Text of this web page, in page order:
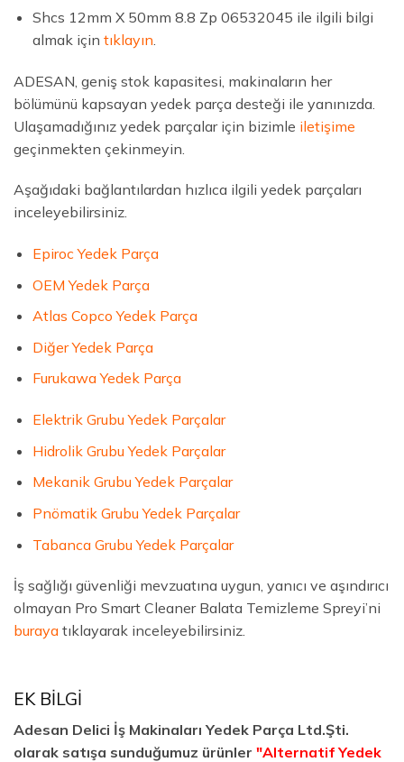
Shcs 12mm X 50mm 8.8 Zp 06532045 ile ilgili bilgi
almak için tıklayın
ADESAN, geniş stok kapasitesi, makinaların her
bölümünü kapsayan yedek parça desteği ile yanınızda.
Ulaşamadığınız yedek parçalar için bizimle iletişime
geçinmekten çekinmeyin.
Aşağıdaki bağlantılardan hızlıca ilgili yedek parçaları
inceleyebilirsiniz.
Epiroc Yedek Parça
OEM Yedek Parça
Atlas Copco Yedek Parça
Diğer Yedek Parça
Furukawa Yedek Parça
Elektrik Grubu Yedek Parçalar
Hidrolik Grubu Yedek Parçalar
Mekanik Grubu Yedek Parçalar
Pnömatik Grubu Yedek Parçalar
Tabanca Grubu Yedek Parçalar
İş sağlığı güvenliği mevzuatına uygun, yanıcı ve aşındırıcı
olmayan Pro Smart Cleaner Balata Temizleme Spreyi’ni
buraya tıklayarak inceleyebilirsiniz.
EK BİLGİ
Adesan Delici İş Makinaları Yedek Parça Ltd.Şti.
olarak satışa sunduğumuz ürünler "Alternatif Yedek